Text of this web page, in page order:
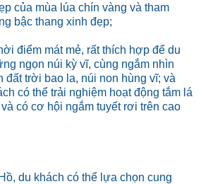
của mùa lúa chín vàng và tham
bậc thang xinh đẹp;
điểm mát mẻ, rất thích hợp để du
ngọn núi kỳ vĩ, cùng ngắm nhìn
đất trời bao la, núi non hùng vĩ; và
có thể trải nghiệm hoạt động tắm lá
có cơ hội ngắm tuyết rơi trên cao
du khách có thể lựa chọn cung